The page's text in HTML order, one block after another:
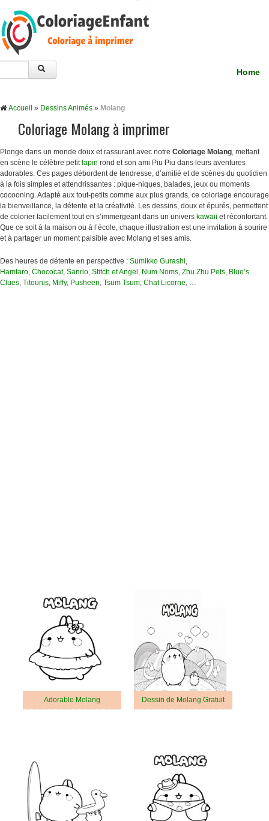
Home
Accueil » Dessins Animés » Molang
Coloriage Molang à imprimer
Plonge dans un monde doux et rassurant avec notre Coloriage Molang, mettant
en scène le célèbre petit lapin rond et son ami Piu Piu dans leurs aventures
adorables. Ces pages débordent de tendresse, d’amitié et de scènes du quotidien
à la fois simples et attendrissantes : pique-niques, balades, jeux ou moments
cocooning. Adapté aux tout-petits comme aux plus grands, ce coloriage encourage
la bienveillance, la détente et la créativité. Les dessins, doux et épurés, permettent
de colorier facilement tout en s’immergeant dans un univers kawaii et réconfortant.
Que ce soit à la maison ou à l’école, chaque illustration est une invitation à sourire
et à partager un moment paisible avec Molang et ses amis.
Des heures de détente en perspective : Sumikko Gurashi,
Hamtaro, Chococat, Sanrio, Stitch et Angel , Num Noms, Zhu Zhu Pets, Blue’s
Clues, Titounis, Miffy, Pusheen, Tsum Tsum, Chat Licorne, …
Adorable Molang Dessin de Molang Gratuit